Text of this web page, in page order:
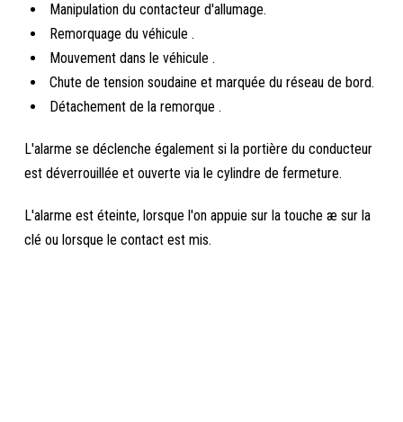
Manipulation du contacteur d'allumage.
Remorquage du véhicule .
Mouvement dans le véhicule .
Chute de tension soudaine et marquée du réseau de bord.
Détachement de la remorque .
L'alarme se déclenche également si la portière du conducteur
est déverrouillée et ouverte via le cylindre de fermeture.
L'alarme est éteinte, lorsque l'on appuie sur la touche æ sur la
clé ou lorsque le contact est mis.